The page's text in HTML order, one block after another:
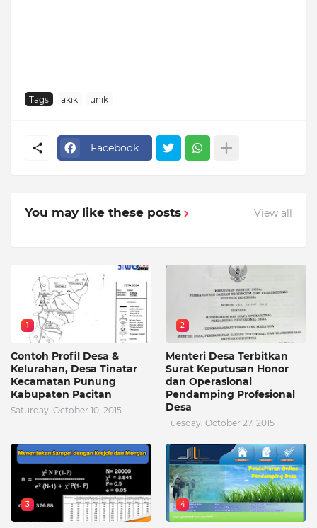
Tags akik unik
Facebook
You may like these posts View all
1
Contoh Profil Desa &
Kelurahan, Desa Tinatar
Kecamatan Punung
Kabupaten Pacitan
Saturday, October 10, 2015
2
Menteri Desa Terbitkan
Surat Keputusan Honor
dan Operasional
Pendamping Profesional
Desa
Tuesday, October 27, 2015
3 4